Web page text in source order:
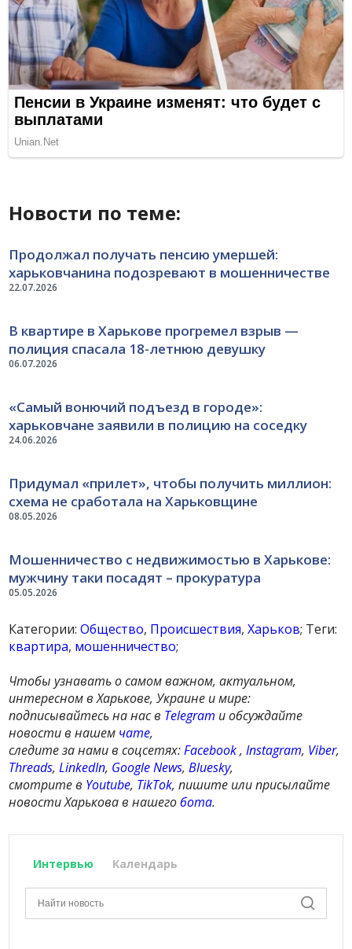
Новости по теме:
22.07.2026
Продолжал получать пенсию умершей:
харьковчанина подозревают в мошенничестве
06.07.2026
В квартире в Харькове прогремел взрыв —
полиция спасала 18-летнюю девушку
24.06.2026
«Самый вонючий подъезд в городе»:
харьковчане заявили в полицию на соседку
08.05.2026
Придумал «прилет», чтобы получить миллион:
схема не сработала на Харьковщине
05.05.2026
Мошенничество с недвижимостью в Харькове:
мужчину таки посадят – прокуратура
Категории:Общество, Происшествия,Харьков; Теги:
квартира, мошенничество;
Чтобы узнавать о самом важном, актуальном,
интересном в Харькове, Украине и мире:
подписывайтесь на нас в Telegram и обсуждайте
новости в нашем чате,
следите за нами в соцсетях:Facebook,Instagram, Viber,
Threads,LinkedIn, Google News,Bluesky,
смотрите в Youtube, TikTok, пишите или присылайте
новости Харькова в нашегобота.
Интервью Календарь